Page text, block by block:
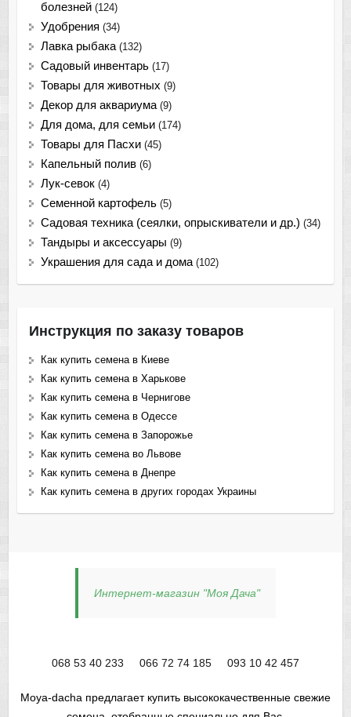
болезней (124)
Удобрения (34)
Лавка рыбака (132)
Садовый инвентарь (17)
Товары для животных (9)
Декор для аквариума (9)
Для дома, для семьи (174)
Товары для Пасхи (45)
Капельный полив (6)
Лук-севок (4)
Семенной картофель (5)
Садовая техника (сеялки, опрыскиватели и др.) (34)
Тандыры и аксессуары (9)
Украшения для сада и дома (102)
Инструкция по заказу товаров
Как купить семена в Киеве
Как купить семена в Харькове
Как купить семена в Чернигове
Как купить семена в Одессе
Как купить семена в Запорожье
Как купить семена во Львове
Как купить семена в Днепре
Как купить семена в других городах Украины
Интернет-магазин "Моя Дача"
068 53 40 233 066 72 74 185 093 10 42 457
Moya-dacha предлагает купить высококачественные свежие